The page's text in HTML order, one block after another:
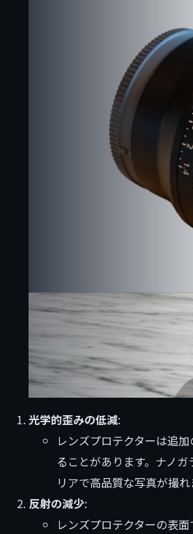
光学的歪みの低減:
レンズプロテクターは追
ることがあります。ナノ
リアで高品質な写真が撮れ
反射の減少:
レンズプロテクターの表